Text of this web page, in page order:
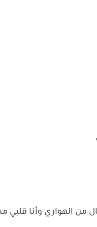
من الهواري وأنا